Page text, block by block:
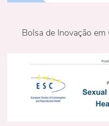
Bolsa de Inovação em